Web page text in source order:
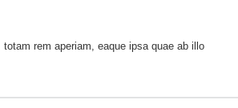
rem aperiam, eaque ipsa quae ab illo